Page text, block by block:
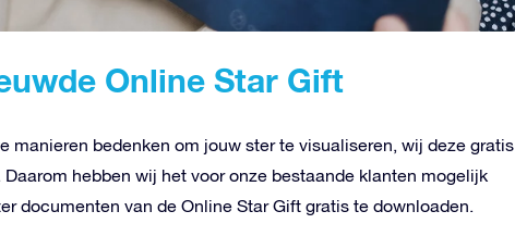
Online Star Gift
manieren bedenken om jouw ster te visualiseren, wij deze gratis
hebben wij het voor onze bestaande klanten mogelijk
documenten van de Online Star Gift gratis te downloaden.